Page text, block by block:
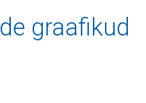
graafikud